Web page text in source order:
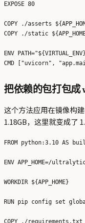
EXPOSE 80
COPY ./asserts
COPY ./static
ENV
把依赖的包打包成
这个方法应用在镜像构
1.18GB，这里就变成了
FROM python:3.10 AS
ENV APP_HOME=/
WORKDIR ${APP_HOME}
RUN pip config set